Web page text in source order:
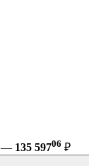
— 135 59706 ₽